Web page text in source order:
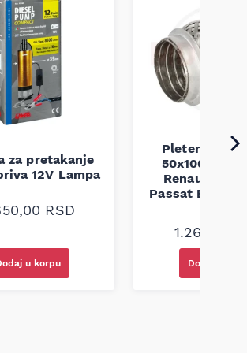
za pretakanje
12V Lampa
RSD
u korpu
Pletenica
50x100 Audi
Renault
Passat B5
1.260,00
Dodaj u